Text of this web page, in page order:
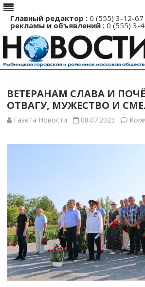
Главный редактор : 0 (555) 3-
рекламы и объявлений : 0 (555) 3-
Перейти
ВЕТЕРАНАМ СЛАВА И
ОТВАГУ, МУЖЕСТВО И
Газета Новости 08.07.2023